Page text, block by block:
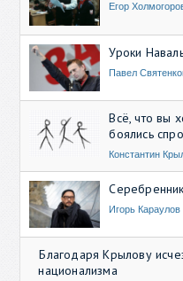
Егор
Уроки
Павел
Всё, что вы
боялись
Константин
Игорь Караулов
Благодаря Крылову
национализма